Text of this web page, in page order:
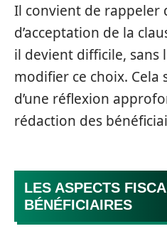
Il convient de rappeler
d’acceptation de la
il devient difficile, sans
modifier ce choix. Cela
d’une réflexion
rédaction des
LES ASPECTS
BÉNÉFICIAIRES